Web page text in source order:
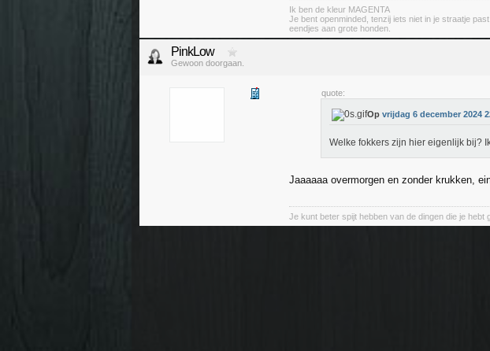
Ik ben de kleur MAGENTA
Je bent openminded, tenzij iets niet in je straatje
eendjes aan grote honden.
PinkLow
Gewoon doorgaan.
quote:
Op vrijdag 6 december 2024
Welke fokkers zijn hier eigenlijk bij?
Jaaaaaa overmorgen en zonder krukken,
Je kunt beter spijt hebben van de dingen die je hebt